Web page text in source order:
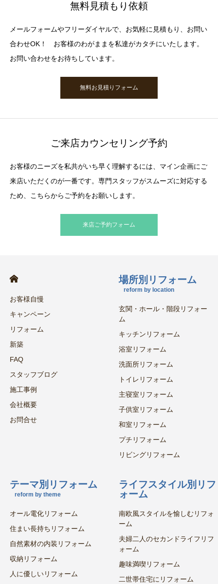
無料見積もり依頼
メールフォームやフリーダイヤルで、お気軽に見積もり、お問い
合わせOK！ お客様のわがままを私達がカタチにいたします。
お問い合わせをお待ちしています。
無料お見積りフォーム
ご来店カウンセリング予約
お客様のニーズを私共がいち早く理解するには、マイン企画にご
来店いただくのが一番です。専門スタッフがスムーズに対応する
ため、こちらからご予約をお願いします。
来店ご予約フォーム
お客様自慢
キャンペーン
リフォーム
新築
FAQ
スタッフブログ
施工事例
会社概要
お問合せ
場所別リフォーム
reform by location
玄関・ホール・階段リフォー
ム
キッチンリフォーム
浴室リフォーム
洗面所リフォーム
トイレリフォーム
主寝室リフォーム
子供室リフォーム
和室リフォーム
プチリフォーム
リビングリフォーム
テーマ別リフォーム
reform by theme
オール電化リフォーム
住まい長持ちリフォーム
自然素材の内装リフォーム
収納リフォーム
人に優しいリフォーム
ライフスタイル別リフ
ォーム
南欧風スタイルを愉しむリフォ
ーム
夫婦二人のセカンドライフリフ
ォーム
趣味満喫リフォーム
二世帯住宅にリフォーム